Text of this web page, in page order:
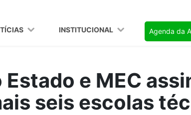
INSTITUCIONAL Agenda da
Estado e MEC
seis escolas